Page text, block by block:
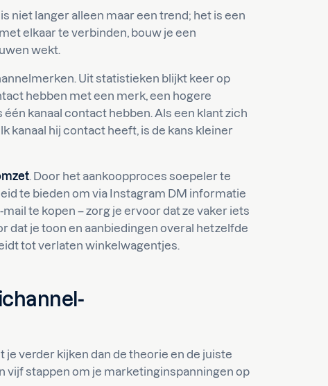
niet langer alleen maar een trend; het is een
elkaar te verbinden, bouw je een
wekt.
Uit statistieken blijkt keer op
hebben met een merk, een hogere
kanaal contact hebben. Als een klant zich
kanaal hij contact heeft, is de kans kleiner
. Door het aankoopproces soepeler te
te bieden om via Instagram DM informatie
te kopen – zorg je ervoor dat ze vaker iets
dat je toon en aanbiedingen overal hetzelfde
tot verlaten winkelwagentjes.
verder kijken dan de theorie en de juiste
stappen om je marketinginspanningen op